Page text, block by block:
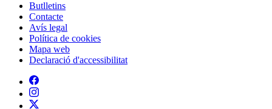
Peu
Butlletins
Contacte
Avís legal
Política de cookies
Mapa web
Declaració d'accessibilitat